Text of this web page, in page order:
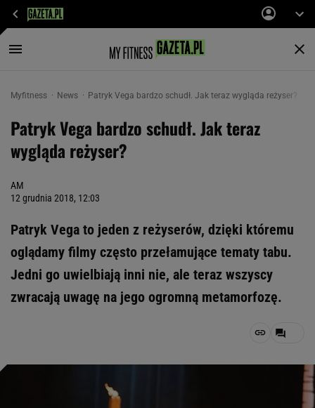
Myfitness News Patryk Vega bardzo schudł. Jak teraz wygląda reżyser?
Patryk Vega bardzo schudł. Jak teraz
wygląda reżyser?
AM
12 grudnia 2018, 12:03
Patryk Vega to jeden z reżyserów, dzięki któremu
oglądamy filmy często przełamujące tematy tabu.
Jedni go uwielbiają inni nie, ale teraz wszyscy
zwracają uwagę na jego ogromną metamorfozę.